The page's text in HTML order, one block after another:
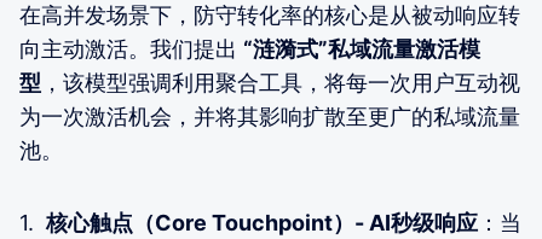
在高并发场景下，防守转化率的核心是从被动响应转
向主动激活。我们提出 “涟漪式”私域流量激活模
型 ，该模型强调利用聚合工具，将每一次用户互动视
为一次激活机会，并将其影响扩散至更广的私域流量
池。
1.核心触点（Core Touchpoint）- AI秒级响应 ：当